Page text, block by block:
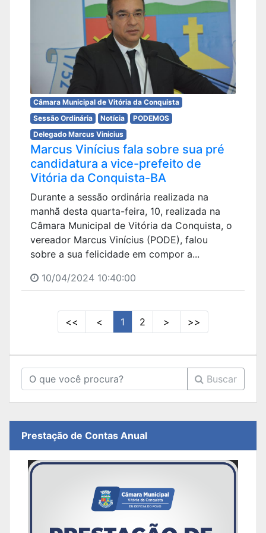
Câmara Municipal de Vitória da Conquista
Sessão Ordinária
Notícia
PODEMOS
Delegado Marcus Vinicius
Marcus Vinícius fala sobre sua pré
candidatura a vice-prefeito de
Vitória da Conquista-BA
Durante a sessão ordinária realizada na
manhã desta quarta-feira, 10, realizada na
Câmara Municipal de Vitória da Conquista, o
vereador Marcus Vinícius (PODE), falou
sobre a sua felicidade em compor a...
10/04/2024 10:40:00
<< < 1 2 > >>
Buscar
Prestação de Contas Anual